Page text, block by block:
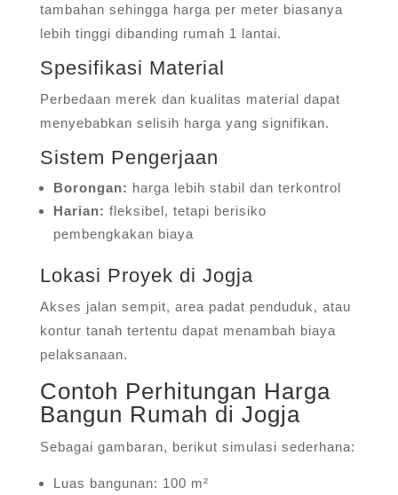
tambahan sehingga harga per meter biasanya
lebih tinggi dibanding rumah 1 lantai.
Spesifikasi Material
Perbedaan merek dan kualitas material dapat
menyebabkan selisih harga yang signifikan.
Sistem Pengerjaan
Borongan: harga lebih stabil dan terkontrol
Harian: fleksibel, tetapi berisiko
pembengkakan biaya
Lokasi Proyek di Jogja
Akses jalan sempit, area padat penduduk, atau
kontur tanah tertentu dapat menambah biaya
pelaksanaan.
Contoh Perhitungan Harga
Bangun Rumah di Jogja
Sebagai gambaran, berikut simulasi sederhana:
Luas bangunan: 100 m²